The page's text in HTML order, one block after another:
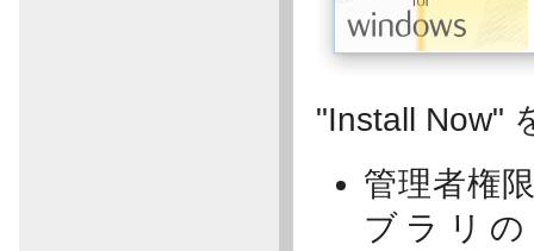
"Install Now"
管理者権
ブラリ